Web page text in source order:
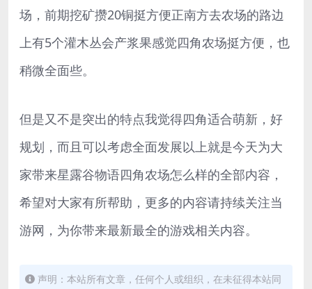
场，前期挖矿攒20铜挺方便正南方去农场的路边
上有5个灌木丛会产浆果感觉四角农场挺方便，也
稍微全面些。
但是又不是突出的特点我觉得四角适合萌新，好
规划，而且可以考虑全面发展以上就是今天为大
家带来星露谷物语四角农场怎么样的全部内容，
希望对大家有所帮助，更多的内容请持续关注当
游网，为你带来最新最全的游戏相关内容。
声明：本站所有文章，任何个人或组织，在未征得本站同